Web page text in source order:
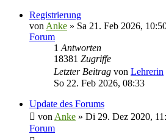
Registrierung
von Anke » Sa 21. Feb 2026,
Forum
1 Antworten
18381 Zugriffe
Letzter Beitrag von Lehrerin
So 22. Feb 2026, 08:33
Update des Forums
von Anke » Di 29. Dez 2020,
Forum